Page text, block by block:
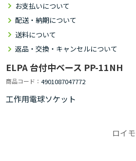
お支払いについて
配送・納期について
送料について
返品・交換・キャンセルについて
ELPA 台付中ベース PP-11NH
商品コード 4901087047772
工作用電球ソケット
ロイ